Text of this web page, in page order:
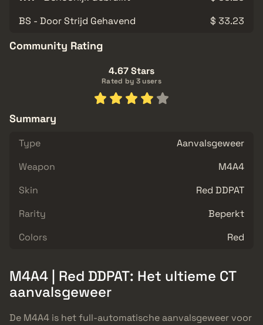
BS - Door Strijd Gehavend
$ 33.23
Community Rating
4.67 Stars
Rated by 3 users
Summary
Type
Aanvalsgeweer
Weapon
M4A4
Skin
Red DDPAT
Rarity
Beperkt
Colors
Red
M4A4 | Red DDPAT: Het ultieme CT
aanvalsgeweer
De M4A4 is het full-automatische aanvalsgeweer voor